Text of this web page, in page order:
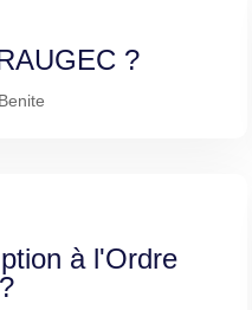
?
à l'Ordre